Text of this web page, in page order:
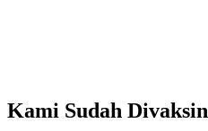
Kami Sudah Divaksin